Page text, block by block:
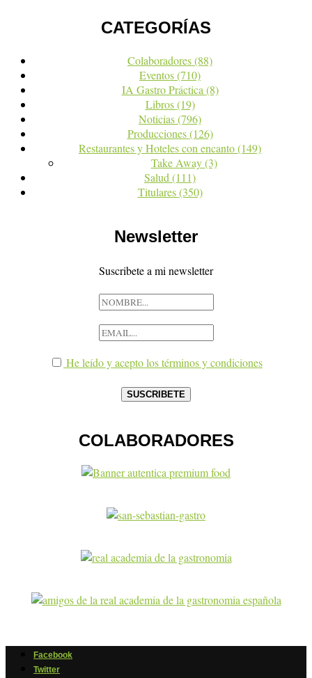
CATEGORÍAS
Colaboradores(88)
Eventos(710)
IA Gastro Práctica (8)
Libros(19)
Noticias(796)
Producciones(126)
Restaurantes y Hoteles con encanto(149)
Take Away(3)
Salud (111)
Titulares(350)
Newsletter
Suscribete a mi newsletter
He leído y acepto los términos y condiciones
COLABORADORES
Facebook
Twitter